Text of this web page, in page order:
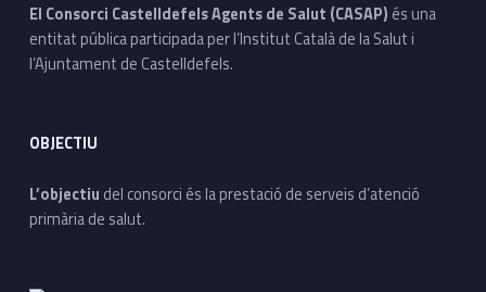
El Consorci Castelldefels Agents de Salut (CASAP) és una
entitat pública participada per l’Institut Català de la Salut i
l’Ajuntament de Castelldefels.
OBJECTIU
L’objectiu del consorci és la prestació de serveis d’atenció
primària de salut.